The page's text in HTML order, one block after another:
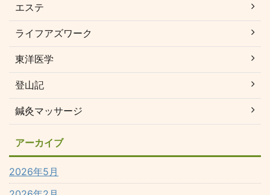
エステ
ライフアズワーク
東洋医学
登山記
鍼灸マッサージ
アーカイブ
2026年5月